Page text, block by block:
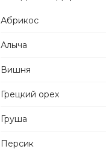
Абрикос
Алыча
Вишня
Грецкий орех
Груша
Персик